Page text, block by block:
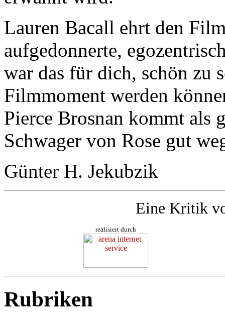
Lauren Bacall ehrt den
aufgedonnerte,
war das für dich, schön zu
Filmmoment werden
Pierce Brosnan kommt als
Schwager von Rose gut
Günter H. Jekubzik
Eine Kritik
realisiert durch
Rubriken